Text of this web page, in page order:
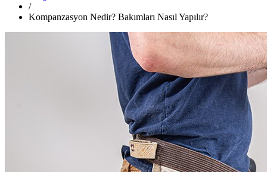
/
Kompanzasyon Nedir? Bakımları Nasıl Yapılır?